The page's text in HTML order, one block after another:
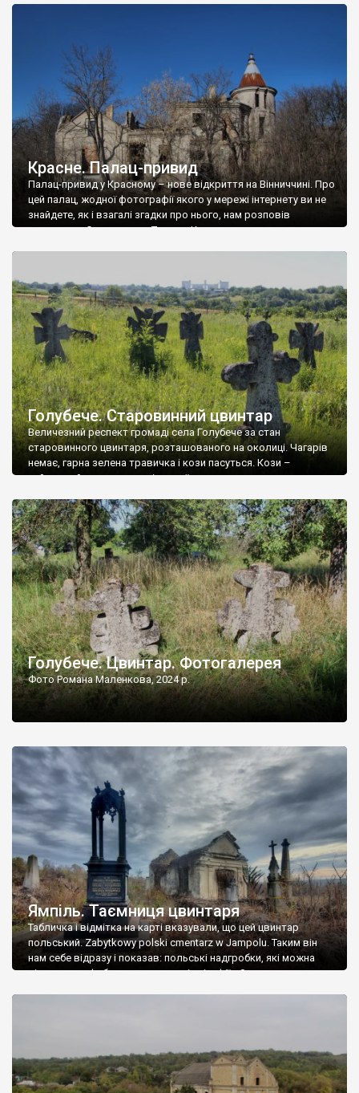
Красне. Палац-привид
Палац-привид у Красному – нове відкриття на Вінниччині. Про
цей палац, жодної фотографії якого у мережі інтернету ви не
знайдете, як і взагалі згадки про нього, нам розповів
мешканець Самгородка. Палац у Красному вразив не лише
Голубече. Старовинний цвинтар
Величезний респект громаді села Голубече за стан
старовинного цвинтаря, розташованого на околиці. Чагарів
немає, гарна зелена травичка і кози пасуться. Кози –
найкращий регулятор шкідливої, для старих кладовищ,
бруньками, кози ті бруньки обгризають, бо то улюблений
делікатес. На цвинтарі у Голубечому ціла колекція
різноманітних форм хрестів. Село відносно невелике, […]
Голубече. Цвинтар. Фотогалерея
Фото Романа Маленкова, 2024 р.
Ямпіль. Таємниця цвинтаря
Табличка і відмітка на карті вказували, що цей цвинтар
польський. Zabytkowy polski cmentarz w Jampolu. Таким він
нам себе відразу і показав: польські надгробки, які можна
віднести до фабричних, польські епітафії… Загалом цвинтар